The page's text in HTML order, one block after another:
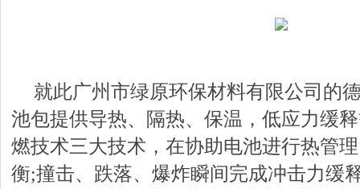
就此广州市绿原环保材料有限公司的
池包提供导热、隔热、保温，低应力缓
燃技术三大技术，在协助电池进行热管
衡;撞击、跌落、爆炸瞬间完成冲击力缓